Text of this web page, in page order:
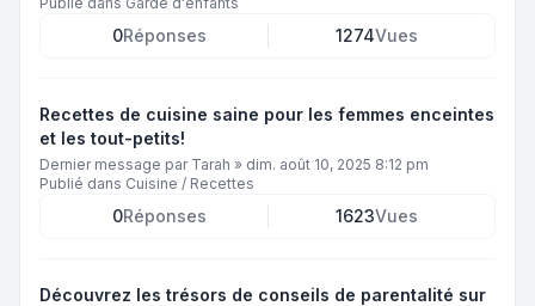
0Réponses 1274Vues
Recettes de cuisine saine pour les femmes enceintes
et les tout-petits!
Dernier message par Tarah » dim. août 10, 2025 8:12 pm
Publié dans Cuisine / Recettes
0Réponses 1623Vues
Découvrez les trésors de conseils de parentalité sur